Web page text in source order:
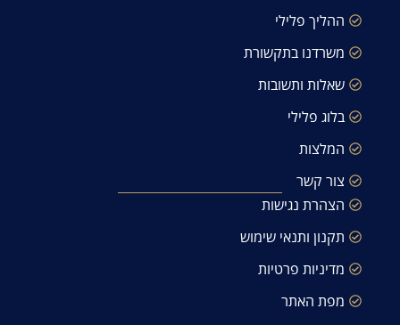
ההליך פלילי
משרדנו בתקשורת
שאלות ותשובות
בלוג פלילי
המלצות
צור קשר
הצהרת נגישות
תקנון ותנאי שימוש
מדיניות פרטיות
מפת האתר